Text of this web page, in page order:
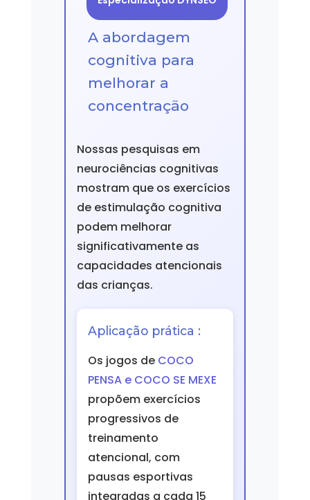
A abordagem
cognitiva para
melhorar a
concentração
Nossas pesquisas em
neurociências cognitivas
mostram que os exercícios
de estimulação cognitiva
podem melhorar
significativamente as
capacidades atencionais
das crianças.
Aplicação prática :
Os jogos de COCO
PENSA e COCO SE MEXE
propõem exercícios
progressivos de
treinamento
atencional, com
pausas esportivas
integradas a cada 15